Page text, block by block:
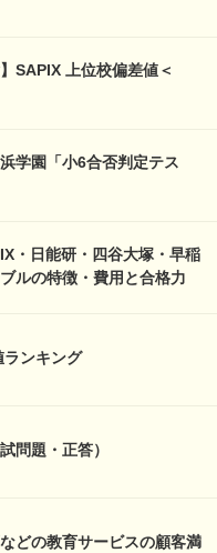
SAPIX 上位校偏差値＜
学園「小6合否判定テス
・日能研・四谷大塚・早稲
ルの特徴・費用と合格力
ランキング
問題・正答）
どの教育サービスの顧客満